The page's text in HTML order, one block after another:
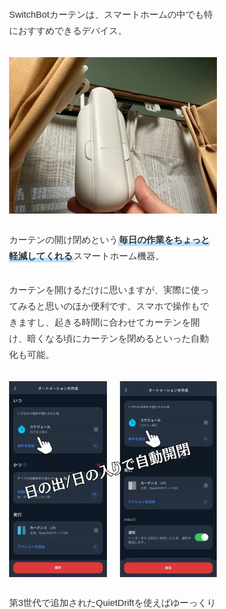
SwitchBotカーテンは、スマートホームの中でも特
におすすめできるデバイス。
カーテンの開け閉めという 毎日の作業をちょっと
軽減してくれるスマートホーム機器。
カーテンを開けるだけに思いますが、実際に使っ
てみると思いのほか便利です。スマホで操作もで
きますし、起きる時間に合わせてカーテンを開
け、暗くなる頃にカーテンを閉めるといった自動
化も可能。
第3世代で追加されたQuietDriftを使えばゆーっくり